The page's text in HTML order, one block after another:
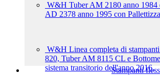
W&H Tuber AM 2180 anno
AD 2378 anno 1995 con
W&H Linea completa di
820, Tuber AM 8115 CL e
sistema transitorio dell'anno 2016.
Stampanti